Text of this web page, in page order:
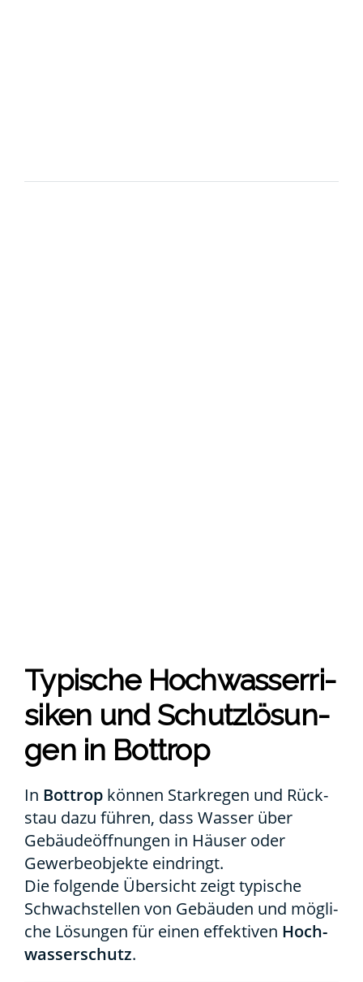
Typi­sche Hoch­was­ser­ri­
si­ken und Schutz­lö­sun­
gen in Bot­trop
In Bot­trop kön­nen Stark­re­gen und Rück­
stau dazu füh­ren, dass Was­ser über
Gebäu­de­öff­nun­gen in Häu­ser oder
Gewer­be­ob­jek­te ein­dringt.
Die fol­gen­de Über­sicht zeigt typi­sche
Schwach­stel­len von Gebäu­den und mög­li­
che Lösun­gen für einen effek­ti­ven Hoch­
was­ser­schutz.